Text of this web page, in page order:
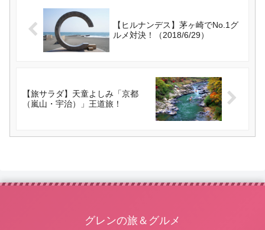
【ヒルナンデス】茅ヶ崎でNo.1グ
ルメ対決！（2018/6/29）
【旅サラダ】天童よしみ「京都
（嵐山・宇治）」王道旅！
グレンの旅＆グルメ